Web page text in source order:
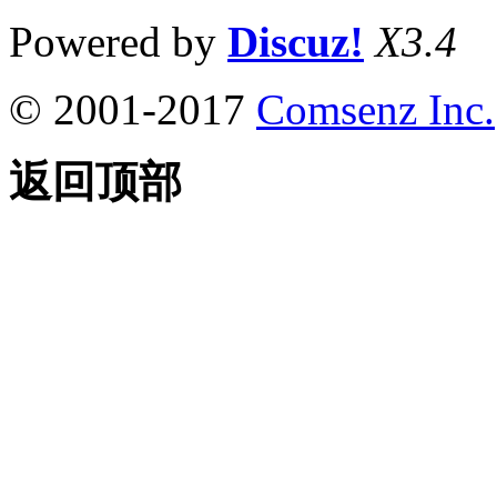
Powered by Discuz! X3.4
© 2001-2017 Comsenz Inc.
返回顶部